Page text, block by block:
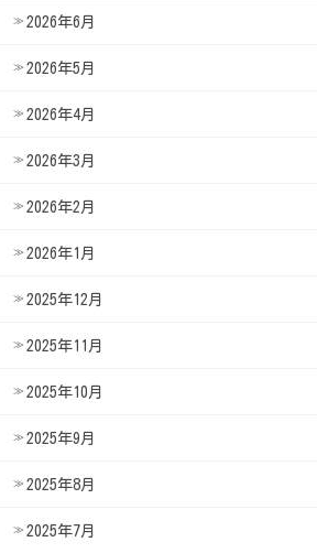
2026年6月
2026年5月
2026年4月
2026年3月
2026年2月
2026年1月
2025年12月
2025年11月
2025年10月
2025年9月
2025年8月
2025年7月